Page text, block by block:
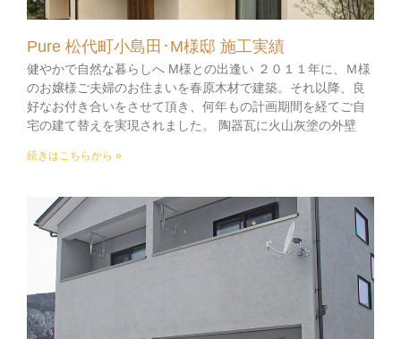
Pure 松代町小島田･M様邸 施工実績
健やかで自然な暮らしへ M様との出逢い ２０１１年に、Ｍ様
のお嬢様ご夫婦のお住まいを春原木材で建築。それ以降、良
好なお付き合いをさせて頂き、何年もの計画期間を経てご自
宅の建て替えを実現されました。 陶器瓦に火山灰塗の外壁
続きはこちらから »